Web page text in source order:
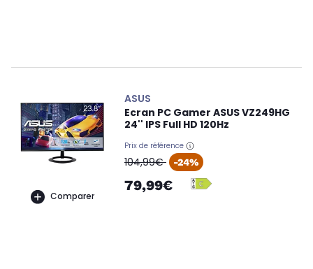
Comparer
ASUS
Ecran PC Gamer ASUS VZ249HG
24'' IPS Full HD 120Hz
Prix de référence
oldPrice
104,99€ -24%
79,99€